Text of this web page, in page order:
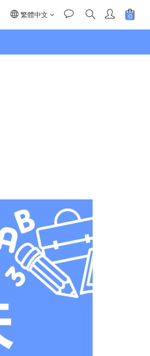
繁體中文